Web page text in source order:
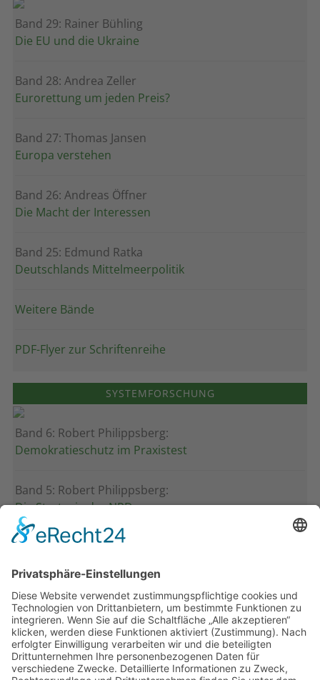
Band 29: Rainer Bühling
Die EU und die Ukraine
Band 28: Andrea Zeller
Eurorettung um jeden Preis?
Band 27: Thomas Jansen
Europa verstehen
Band 26: Andreas Öffner
Die Macht der Interessen
Band 25: Edmund Ratka
Deutschlands Mittelmeerpolitik
Weitere Bände
PDF-Flyer zur Schriftenreihe
SYSTEMFORSCHUNG
Band 6: Robert Philippsberg:
Demokratieschutz im Praxistest
Band 5: Robert Philippsberg:
Die Strategie der NPD
Band 4: Uwe Wagschal (Hg.):
Band 3: Katharina Ober
Schwarz-grüne Koalitionen in nordrhein-
westfälischen Kommunen